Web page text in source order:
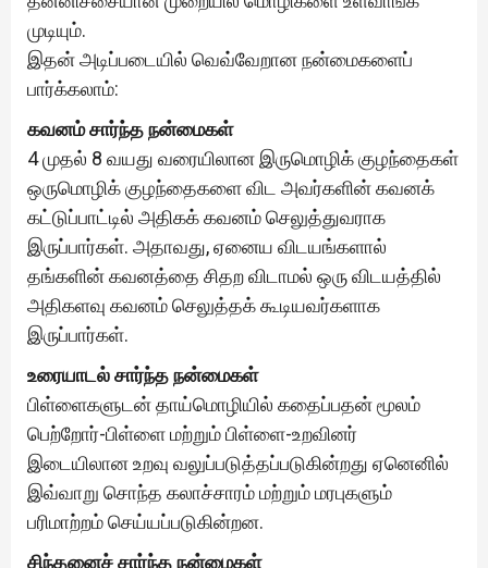
முடியும்.
இதன் அடிப்படையில் வெவ்வேறான நன்மைகளைப்
பார்க்கலாம்:
கவனம் சார்ந்த நன்மைகள்
4 முதல் 8 வயது வரையிலான இருமொழிக் குழந்தைகள்
ஒருமொழிக் குழந்தைகளை விட அவர்களின் கவனக்
கட்டுப்பாட்டில் அதிகக் கவனம் செலுத்துவராக
இருப்பார்கள். அதாவது, ஏனைய விடயங்களால்
தங்களின் கவனத்தை சிதற விடாமல் ஒரு விடயத்தில்
அதிகளவு கவனம் செலுத்தக் கூடியவர்களாக
இருப்பார்கள்.
உரையாடல் சார்ந்த நன்மைகள்
பிள்ளைகளுடன் தாய்மொழியில் கதைப்பதன் மூலம்
பெற்றோர்-பிள்ளை மற்றும் பிள்ளை-உறவினர்
இடையிலான உறவு வலுப்படுத்தப்படுகின்றது ஏனெனில்
இவ்வாறு சொந்த கலாச்சாரம் மற்றும் மரபுகளும்
பரிமாற்றம் செய்யப்படுகின்றன.
சிந்தனைச் சார்ந்த நன்மைகள்